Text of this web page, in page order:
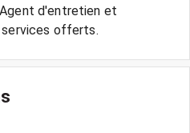
d'entretien et